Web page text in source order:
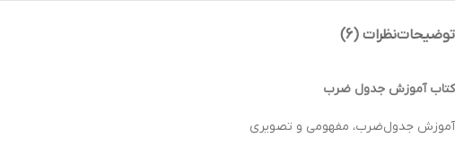
توضیحاتنظرات (6)
کتاب آموزش جدول ضرب
آموزش جدول‌ضرب، مفهومی و تصویری